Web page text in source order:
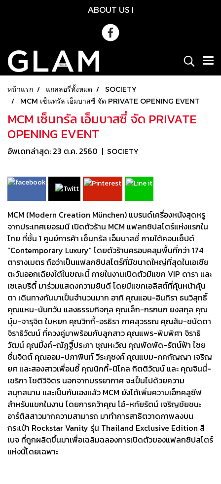
ABOUT US l
หน้าแรก แกลลอรี่ทั้งหมด
SOCIETY
MCM เซ็นทรัล เอ็มบาสซี่ จัด PRIVATE OPENING EVENT
MCM เซ็นทรัล เอ็มบาสซี่ จัด PRIVATE
OPENING EVENT
อัพเดทล่าสุด: 23 ต.ค. 2560 | SOCIETY
MCM (Modern Creation München) แบรนด์เครื่องหนังสุดหรู
จากประเทศเยอรมนี เปิดตัวร้าน MCM แฟลกชิปสโตร์แห่งแรกใน
ไทย ที่ชั้น 1 ศูนย์การค้า เซ็นทรัล เอ็มบาสซี่ ภายใต้คอนเซ็ปต์
“Contemporary Luxury” โดยตัวร้านครอบคลุมพื้นที่กว่า 174
ตารางเมตร ถือว่าเป็นแฟลกชิปสโตร์ที่มีขนาดใหญ่ที่สุดในเอเชีย
ตะวันออกเฉียงใต้ในขณะนี้ ภายในงานเปิดตัวมีแขก VIP ดารา และ
เซเลบริตี้ มาร่วมแสดงความยินดี โดยมีแขกเอลิสต์ที่คุ้นหน้าคุ้น
ตา เดินทางกันมาเป็นจำนวนมาก อาทิ คุณแอน-อินทิรา ธนวิสุทธิ์
คุณแหน-นันทวัน แสงธรรมกิจกุล คุณเล็ก-กรกนก ยงสกุล คุณ
บุ๋ม-จารุจิต ใบหยก คุณวิกกี้-อรธิรา ภาคสุวรรณ คุณส้ม-ชนัดดา
จิราธิวัฒน์ ที่ควงคู่มาพร้อมกับลูกสาว คุณแพร-พิมพิศา จิราธิ
วัฒน์ คุณมิ้งค์-ณัฏฐิ์ประภา ชุณหะวัณ คุณพัดพัด-รัตน์ฟ้า ไชย
ชื่นจิตต์ คุณออม-ปภาพินท์ วีระภุชงค์ คุณแบม-ภคกัญญา เจริญ
ยศ และสองสาวเพื่อนซี้ คุณนิกกี้-นิโคล กิตติวัฒน์ และ คุณจินนี่-
เขริกา โชติวิจิตร นอกจากบรรยากาศ จะเป็นไปด้วยความ
สนุกสนาน และเป็นกันเองแล้ว MCM ยังได้เพิ่มความเอ็กคลูซีฟ
สำหรับแขกในงาน โดยการคว้าคุณ โอ๋-หทัยรัตน์ เจริญชัยชนะ
อาร์ติสสาวมากความสามารถ มาทำการสาธิตวาดภาพลงบน
กระเป๋า Rockstar Vanity รุ่น Thailand Exclusive Edition สี
เบจ ที่ถูกผลิตขึ้นมาเพื่อเฉลิมฉลองการเปิดตัวของแฟลกชิปสโตร์
แห่งนี้โดยเฉพาะ